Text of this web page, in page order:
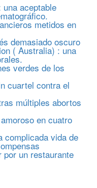
aceptable
metidos en
demasiado oscuro
( Australia) : una
verdes de los
cuartel contra el
múltiples abortos
en cuatro
complicada vida de
un restaurante